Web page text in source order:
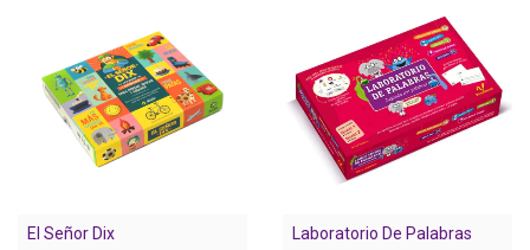
El Señor Dix Laboratorio De Palabras